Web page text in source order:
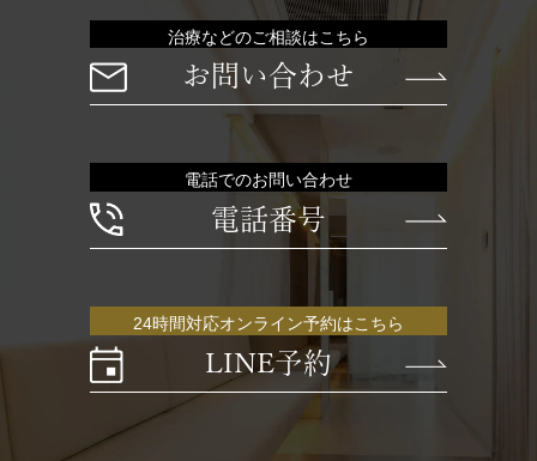
治療などのご相談はこちら
お問い合わせ
電話でのお問い合わせ
電話番号
24時間対応オンライン予約はこちら
LINE予約